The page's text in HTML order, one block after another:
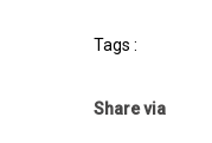
Tags :
Share via